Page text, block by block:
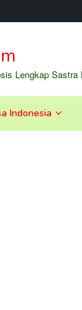
Lengkap Sastra
Indonesia